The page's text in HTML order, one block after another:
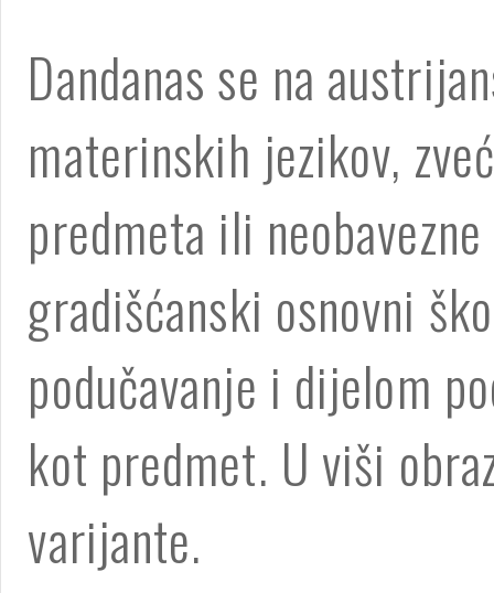
Dandanas se na
materinskih jezikov,
predmeta ili
gradišćanski osnovni
podučavanje i dijelom
kot predmet. U viši
varijante.